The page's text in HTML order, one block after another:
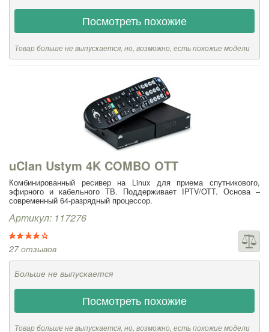
Посмотреть похожие
Товар больше не выпускается, но, возможно, есть похожие модели
uClan Ustym 4K COMBO OTT
Комбинированный ресивер на Linux для приема спутникового,
эфирного и кабельного ТВ. Поддерживает IPTV/OTT. Основа –
современный 64-разрядный процессор.
Артикул: 117276
27 отзывов
Больше не выпускается
Посмотреть похожие
Товар больше не выпускается, но, возможно, есть похожие модели